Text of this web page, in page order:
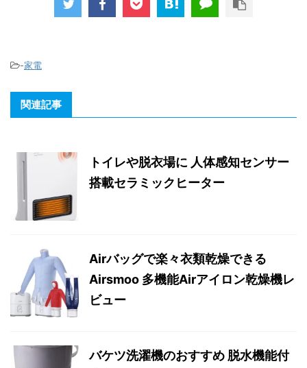
-家電
関連記事
トイレや脱衣場に 人体感知センサー
搭載セラミックヒーター
Airバッグで楽々衣類乾燥できる
Airsmoo 多機能Airアイロン乾燥機レ
ビュー
バケツ洗濯機のおすすめ 脱水機能付